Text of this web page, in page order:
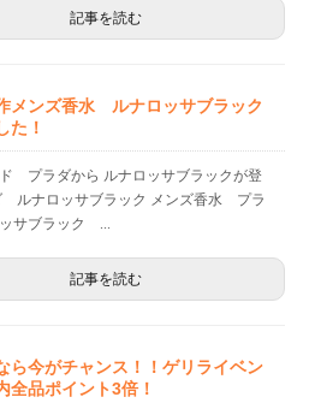
記事を読む
メンズ香水 ルナロッサブラック
た！
プラダから ルナロッサブラックが登
ルナロッサブラック メンズ香水 プラ
サブラック ...
記事を読む
ら今がチャンス！！ゲリライベン
全品ポイント3倍！